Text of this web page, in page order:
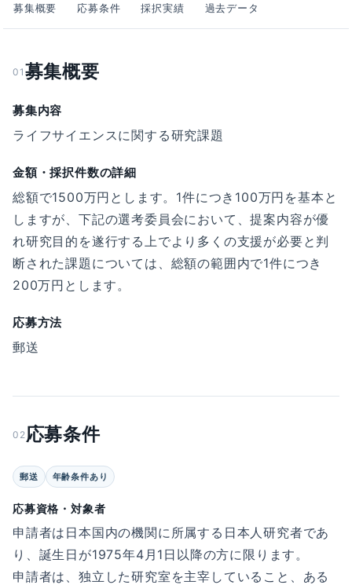
募集概要 応募条件 採択実績 過去データ
01 募集概要
募集内容
ライフサイエンスに関する研究課題
金額・採択件数の詳細
総額で1500万円とします。1件につき100万円を基本と
しますが、下記の選考委員会において、提案内容が優
れ研究目的を遂行する上でより多くの支援が必要と判
断された課題については、総額の範囲内で1件につき
200万円とします。
応募方法
郵送
02 応募条件
郵送 年齢条件あり
応募資格・対象者
申請者は日本国内の機関に所属する日本人研究者であ
り、誕生日が1975年4月1日以降の方に限ります。
申請者は、独立した研究室を主宰していること、ある